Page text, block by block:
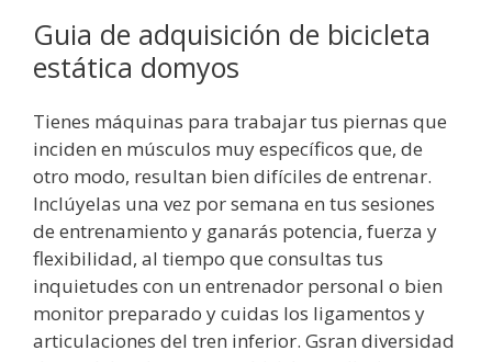
Guia de adquisición de bicicleta
estática domyos
Tienes máquinas para trabajar tus piernas que
inciden en músculos muy específicos que, de
otro modo, resultan bien difíciles de entrenar.
Inclúyelas una vez por semana en tus sesiones
de entrenamiento y ganarás potencia, fuerza y
flexibilidad, al tiempo que consultas tus
inquietudes con un entrenador personal o bien
monitor preparado y cuidas los ligamentos y
articulaciones del tren inferior. Gsran diversidad